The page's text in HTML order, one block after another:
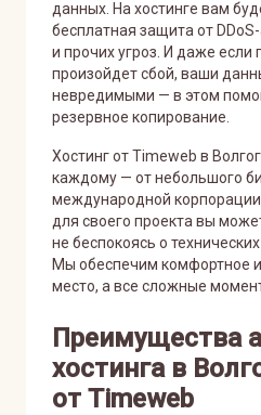
данных. На хостинге вам
бесплатная защита от
и прочих угроз. И даже если
произойдет сбой, ваши
невредимыми — в этом
резервное копирование.
Хостинг от Timeweb в
каждому — от небольшого
международной
для своего проекта вы
не беспокоясь о
Мы обеспечим комфортное
место, а все сложные
Преимущества
хостинга в
от Timeweb